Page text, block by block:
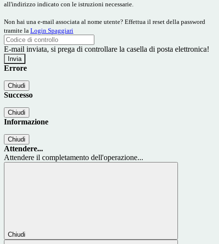
all'indirizzo indicato con le istruzioni necessarie.
Non hai una e-mail associata al nome utente? Effettua il reset della password
tramite la Login Spaggiari
E-mail inviata, si prega di controllare la casella di posta elettronica!
Errore
Chiudi
Successo
Chiudi
Informazione
Chiudi
Attendere...
Attendere il completamento dell'operazione...
Chiudi